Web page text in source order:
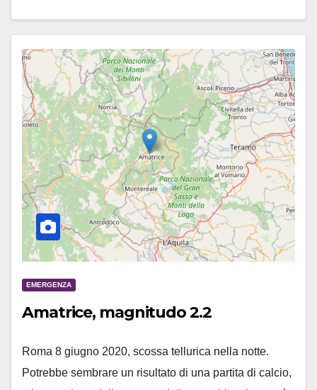
EMERGENZA
Amatrice, magnitudo 2.2
Roma 8 giugno 2020, scossa tellurica nella notte.
Potrebbe sembrare un risultato di una partita di calcio,